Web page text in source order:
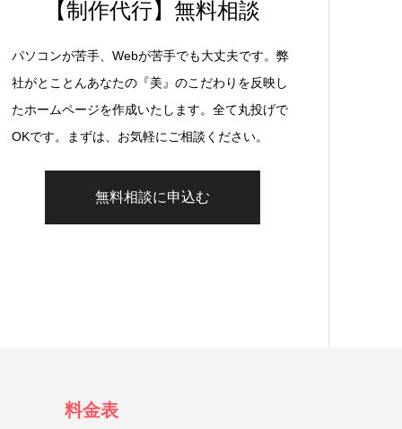
【制作代行】無料相談
パソコンが苦手、Webが苦手でも大丈夫です。弊
社がとことんあなたの『美』のこだわりを反映し
たホームページを作成いたします。全て丸投げで
OKです。まずは、お気軽にご相談ください。
無料相談に申込む
料金表